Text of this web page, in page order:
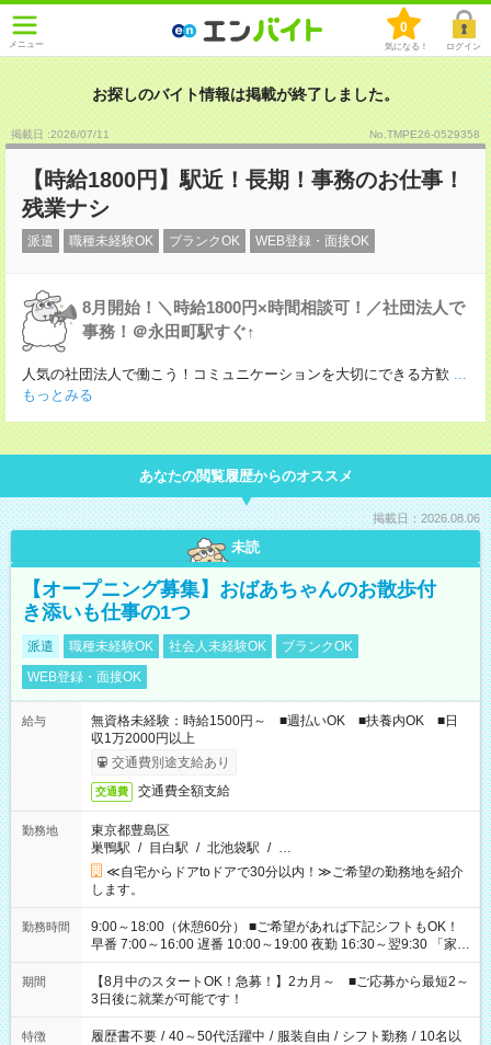
メニュー
0
気になる！ ログイン
お探しのバイト情報は掲載が終了しました。
掲載日 :2026/07/11 No.TMPE26-0529358
【時給1800円】駅近！長期！事務のお仕事！
残業ナシ
派遣 職種未経験OK ブランクOK WEB登録・面接OK
8月開始！＼時給1800円×時間相談可！／社団法人で
事務！＠永田町駅すぐ↑
人気の社団法人で働こう！コミュニケーションを大切にできる方歓 ...
もっとみる
あなたの閲覧履歴からのオススメ
掲載日：2026.08.06
未読
【オープニング募集】おばあちゃんのお散歩付
き添いも仕事の1つ
派遣 職種未経験OK 社会人未経験OK
ブランクOK
WEB登録・面接OK
給与
無資格未経験：時給1500円～ ■週払いOK ■扶養内OK ■日
収1万2000円以上
交通費別途支給あり
交通費 交通費全額支給
勤務地
東京都豊島区
巣鴨駅 / 目白駅 / 北池袋駅 / …
≪自宅からドアtoドアで30分以内！≫ご希望の勤務地を紹介
します。
勤務時間
9:00～18:00（休憩60分） ■ご希望があれば下記シフトもOK！
早番 7:00～16:00 遅番 10:00～19:00 夜勤 16:30～翌9:30 「家族
と休みを合わせたい」 「余裕を持って夕飯の準備がしたい」
「できれば残業はしたくない」 など、ご希望を教えてください
ね。 ※Wワーク希望の方へ 今ご覧のお仕事で希望する勤務時間
と、もう1つのお仕事の勤務時間。 合計で週40時間を超える場
合は応募できません。
期間
【8月中のスタートOK！急募！】2カ月～ ■ご応募から最短2～
3日後に就業が可能です！
特徴 履歴書不要 / 40～50代活躍中 / 服装自由 / シフト勤務 / 10名以